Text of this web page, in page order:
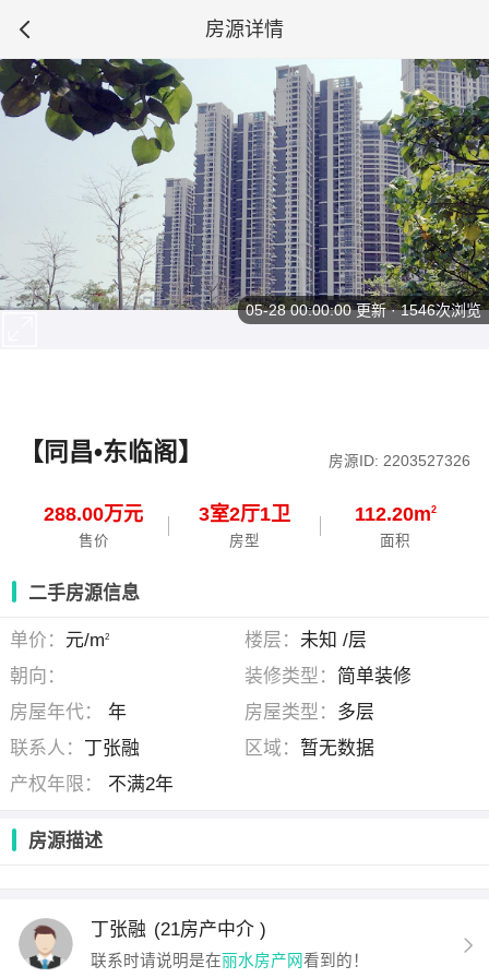
房源详情
【同昌•东临阁】 房源ID: 2203527326
288.00万元
售价
3室2厅1卫
房型
112.20m2
面积
05-28 00:00:00更新 · 1546次浏览
二手房源信息
单价： 元/m2 楼层： 未知 /层
朝向：
装修类型： 简单装修
房屋年代：
年 房屋类型： 多层
联系人： 丁张融 区域： 暂无数据
产权年限：
不满2年
房源描述
丁张融 (21房产中介 )
联系时请说明是在丽水房产网看到的！